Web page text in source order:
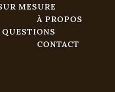
MESURE
À PROPOS
CONTACT